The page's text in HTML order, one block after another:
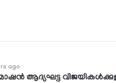
ago
ആദ്യഘട്ട